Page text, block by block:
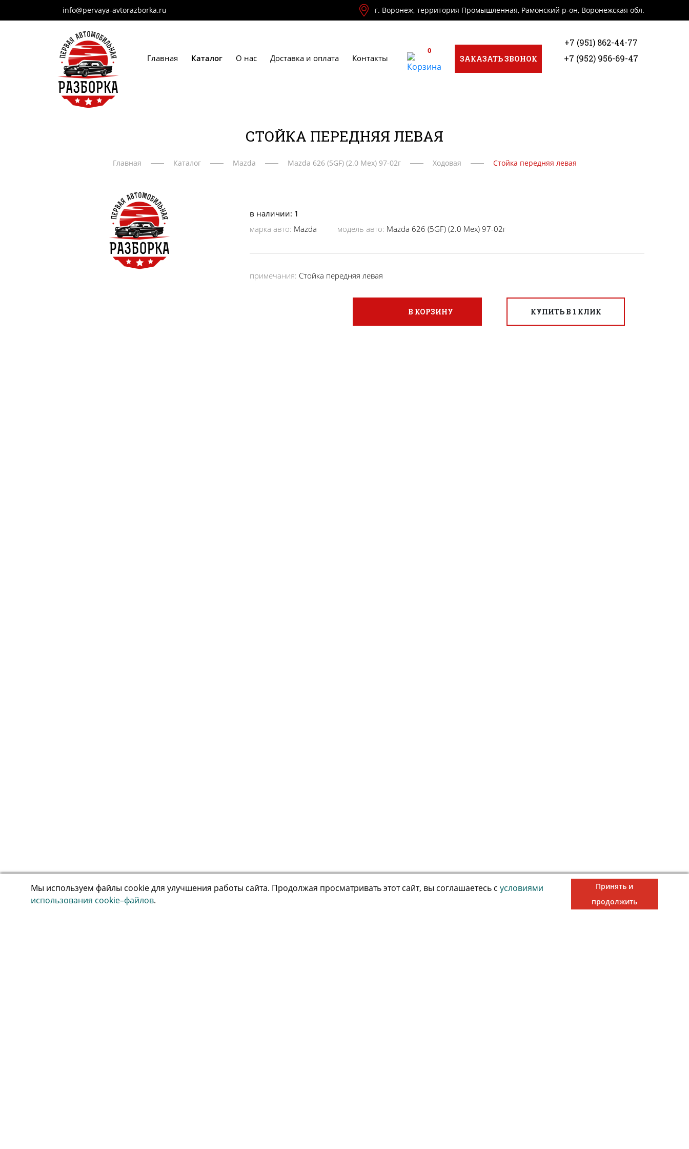
info@pervaya-avtorazborka.ru г. Воронеж, территория Промышленная, Рамонский р-он, Воронежская обл.
Главная Каталог О нас Доставка и оплата Контакты
0
ЗАКАЗАТЬ ЗВОНОК
+7 (951) 862-44-77
+7 (952) 956-69-47
СТОЙКА ПЕРЕДНЯЯ ЛЕВАЯ
Главная Каталог Mazda Mazda 626 (5GF) (2.0 Мех) 97-02г Ходовая Стойка передняя левая
в наличии: 1
марка авто: Mazda модель авто: Mazda 626 (5GF) (2.0 Мех) 97-02г
примечания: Стойка передняя левая
В КОРЗИНУ КУПИТЬ В 1 КЛИК
Мы используем файлы cookie для улучшения работы сайта. Продолжая просматривать этот сайт, вы соглашаетесь с условиями
использования cookie–файлов.
Принять и
продолжить